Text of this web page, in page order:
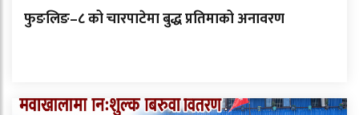
फुङलिङ–८ को चारपाटेमा बुद्ध प्रतिमाको अनावरण